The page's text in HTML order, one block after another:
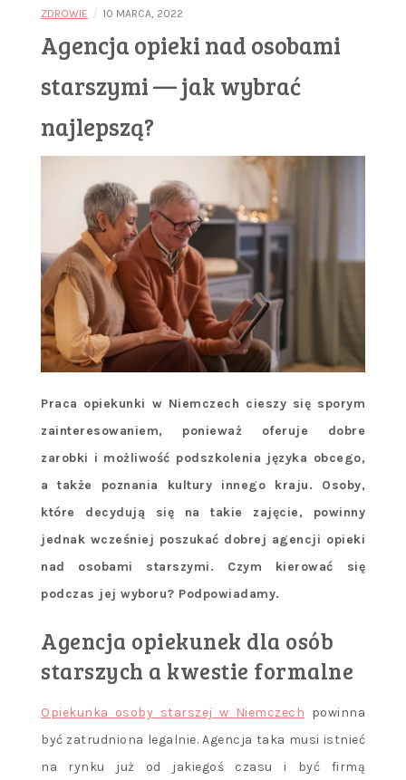
ZDROWIE / 10 MARCA, 2022
Agencja opieki nad osobami
starszymi — jak wybrać
najlepszą?
Praca opiekunki w Niemczech cieszy się sporym
zainteresowaniem, ponieważ oferuje dobre
zarobki i możliwość podszkolenia języka obcego,
a także poznania kultury innego kraju. Osoby,
które decydują się na takie zajęcie, powinny
jednak wcześniej poszukać dobrej agencji opieki
nad osobami starszymi. Czym kierować się
podczas jej wyboru? Podpowiadamy.
Agencja opiekunek dla osób
starszych a kwestie formalne
Opiekunka osoby starszej w Niemczech powinna
być zatrudniona legalnie. Agencja taka musi istnieć
na rynku już od jakiegoś czasu i być firmą